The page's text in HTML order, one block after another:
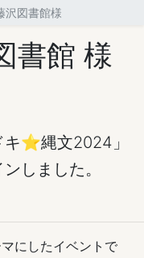
沢図書館様
書館 様
⭐︎縄文2024」
しました。
にしたイベントで